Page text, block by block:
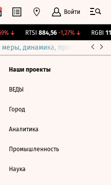
Войти
↓ RTSI 884,56 -1,27%↓ RGBI
динамика, прогнозы
Наши проекты
ВЕДЫ
Город
Аналитика
Промышленность
Наука